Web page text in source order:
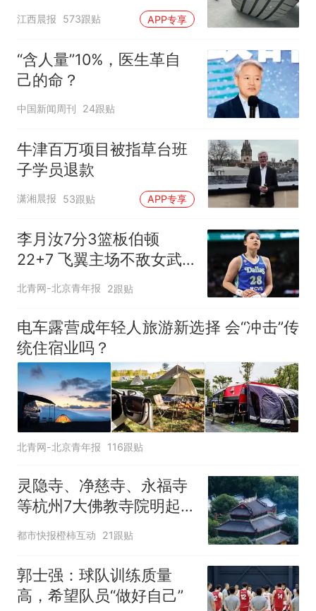
修理店铺换胎价格高达千
元，官方发布情况通报
江西晨报 573跟贴 APP专享
“含人量”10%，医生革自
己的命？
中国新闻周刊 24跟贴
牛津百万项目被指草台班
子学员退款
潇湘晨报 53跟贴 APP专享
李月汝7分3篮板伯顿
22+7 飞翼主场不敌女武
神
北青网-北京青年报 2跟贴
电车露营成年轻人旅游新选择 会“冲击”传
统住宿业吗？
北青网-北京青年报 116跟贴
灵隐寺、净慈寺、永福寺
等杭州7大佛教寺院明起
临时关闭，别跑空了
都市快报橙柿互动 21跟贴
郭士强：球队训练质量
高，希望队员“做好自己”